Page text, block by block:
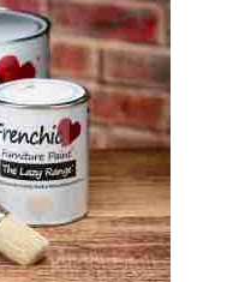
kan
gekozen
worden
op
de
productpagina